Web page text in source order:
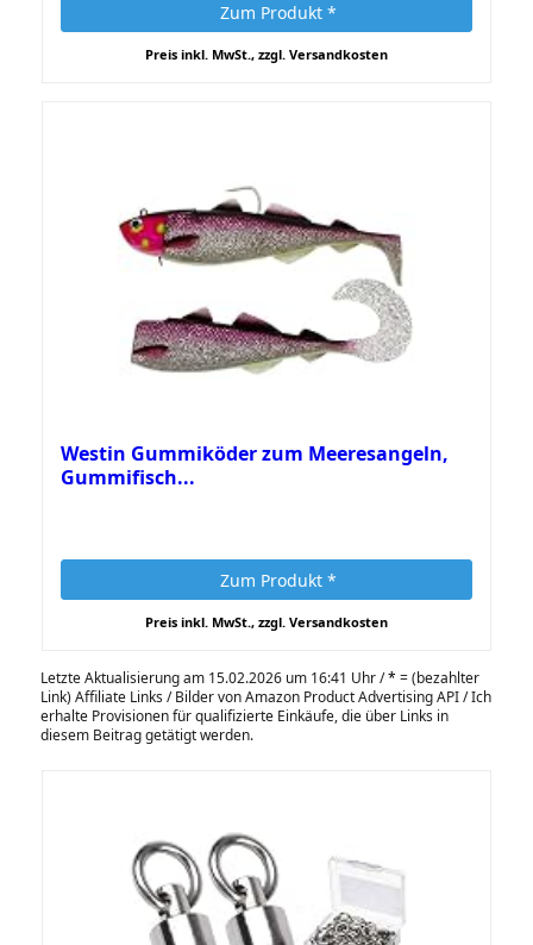
Zum Produkt *
Preis inkl. MwSt., zzgl. Versandkosten
Westin Gummiköder zum Meeresangeln,
Gummifisch...
Zum Produkt *
Preis inkl. MwSt., zzgl. Versandkosten
Letzte Aktualisierung am 15.02.2026 um 16:41 Uhr /* = (bezahlter
Link) Affiliate Links / Bilder von Amazon Product Advertising API / Ich
erhalte Provisionen für qualifizierte Einkäufe, die über Links in
diesem Beitrag getätigt werden.